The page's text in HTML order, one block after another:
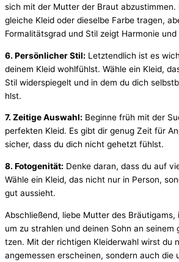
sich mit der Mutter der Braut abzustimmen.
gleiche Kleid oder dieselbe Farbe tragen,
Formalitätsgrad und Stil zeigt Harmonie und
6. PersönlicherStil: Letztendlich ist es
deinem Kleid wohlfühlst. Wähle ein Kleid,
Stil widerspiegelt und in dem du dich
hlst.
7. ZeitigeAuswahl: Beginne früh mit der
perfekten Kleid. Es gibt dir genug Zeit für
sicher, dass du dich nicht gehetzt fühlst.
8. Fotogenität: Denke daran, dass du auf
Wähle ein Kleid, das nicht nur in Person,
gut aussieht.
Abschließend, liebe Mutter des Bräutigams,
um zu strahlen und deinen Sohn an seinem
tzen. Mit der richtigen Kleiderwahl wirst du
angemessen erscheinen, sondern auch die